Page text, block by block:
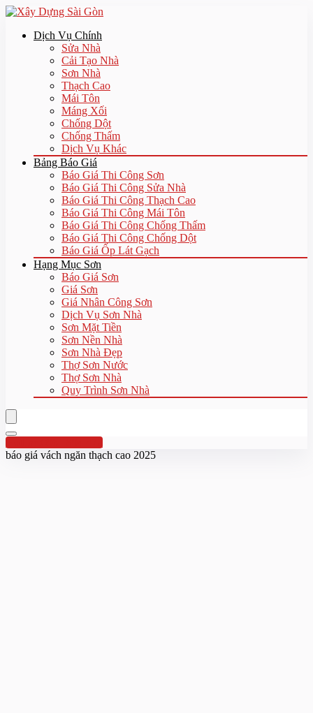
Dịch Vụ Chính
Sửa Nhà
Cải Tạo Nhà
Sơn Nhà
Thạch Cao
Mái Tôn
Máng Xối
Chống Dột
Chống Thấm
Dịch Vụ Khác
Bảng Báo Giá
Báo Giá Thi Công Sơn
Báo Giá Thi Công Sửa Nhà
Báo Giá Thi Công Thạch Cao
Báo Giá Thi Công Mái Tôn
Báo Giá Thi Công Chống Thấm
Báo Giá Thi Công Chống Dột
Báo Giá Ốp Lát Gạch
Hạng Mục Sơn
Báo Giá Sơn
Giá Sơn
Giá Nhân Công Sơn
Dịch Vụ Sơn Nhà
Sơn Mặt Tiền
Sơn Nền Nhà
Sơn Nhà Đẹp
Thợ Sơn Nước
Thợ Sơn Nhà
Quy Trình Sơn Nhà
Hotline:0961 894 472
báo giá vách ngăn thạch cao 2025